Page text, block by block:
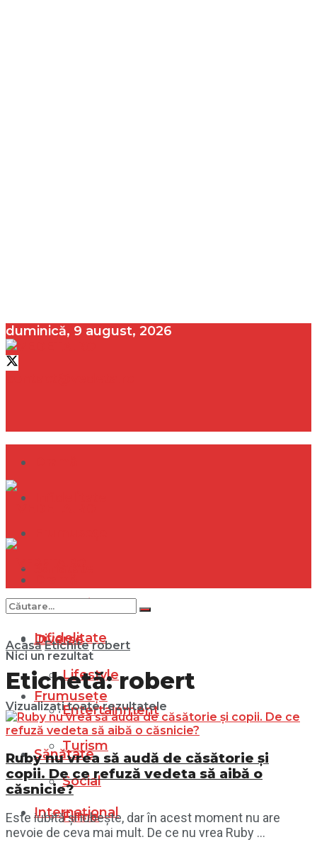
duminică, 9 august, 2026
Internațional
Diverse
Lifestyle
Entertainment
Turism
Social
Filme
Infidelitate
Frumusețe
Sănătate
Internațional
Nici un rezultat
Vizualizați toate rezultatele
Acasă Etichite robert
Etichetă:robert
Ruby nu vrea să audă de căsătorie și
copii. De ce refuză vedeta să aibă o
căsnicie?
Este iubită și iubește, dar în acest moment nu are
nevoie de ceva mai mult. De ce nu vrea Ruby ...